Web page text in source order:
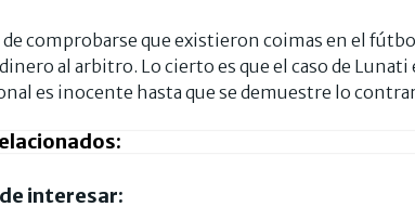
de comprobarse que existieron coimas en el
al arbitro. Lo cierto es que el caso de
es inocente hasta que se demuestre lo
interesar: